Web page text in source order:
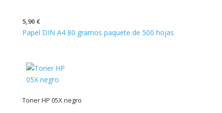
5,90 €
Papel DIN A4 80 gramos paquete de 500 hojas
Toner HP 05X negro